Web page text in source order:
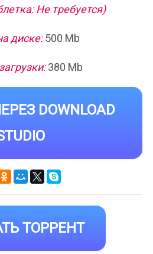
Не требуется)
диске:500 Mb
380 Mb
DOWNLOAD
ТОРРЕНТ